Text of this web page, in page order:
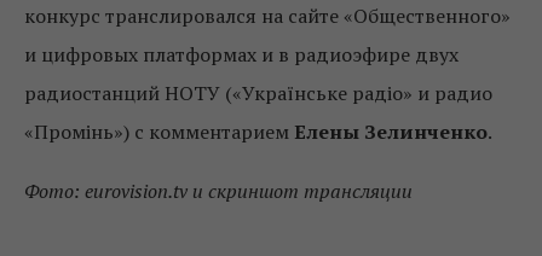
конкурс транслировался на сайте «Общественного»
и цифровых платформах и в радиоэфире двух
радиостанций НОТУ («Українське радіо» и радио
«Промінь») с комментарием Елены Зелинченко.
Фото: eurovision.tv и скриншот трансляции